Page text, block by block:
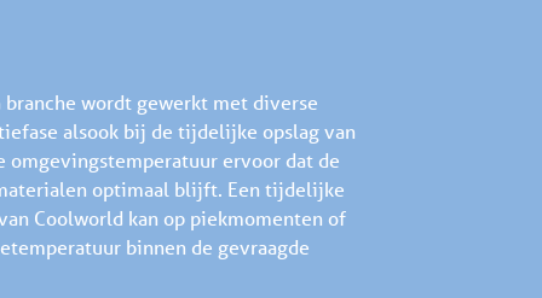
wordt gewerkt met diverse
alsook bij de tijdelijke opslag van
omgevingstemperatuur ervoor dat de
optimaal blijft. Een tijdelijke
Coolworld kan op piekmomenten of
binnen de gevraagde